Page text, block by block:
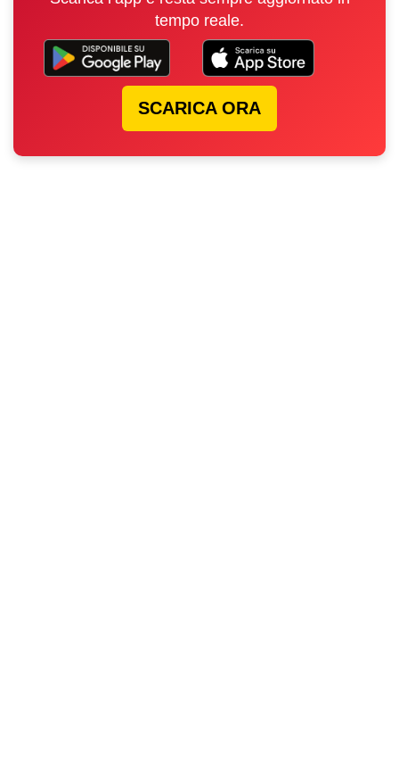
tempo reale.
SCARICA ORA